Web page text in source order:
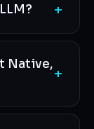
+
Native,
+